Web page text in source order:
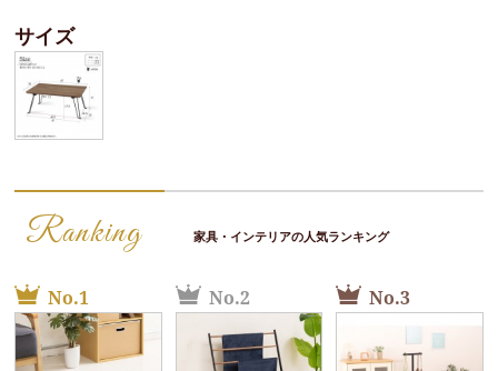
サイズ
Ranking 家具・インテリアの人気ランキング
No.1 No.2 No.3